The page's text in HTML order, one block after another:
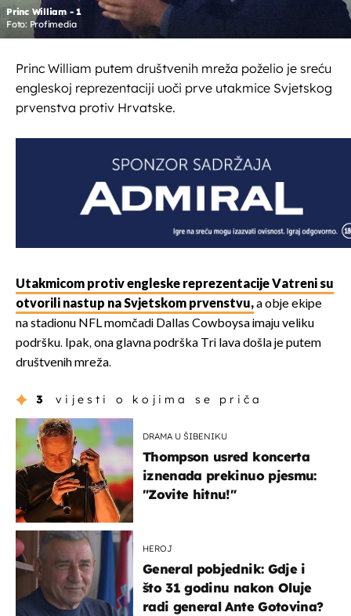
Princ William - 1
Foto: Profimedia
Princ William putem društvenih mreža poželio je sreću
engleskoj reprezentaciji uoči prve utakmice Svjetskog
prvenstva protiv Hrvatske.
Utakmicom protiv engleske reprezentacije Vatreni su
otvorili nastup na Svjetskom prvenstvu,a obje ekipe
na stadionu NFL momčadi Dallas Cowboysa imaju veliku
podršku. Ipak, ona glavna podrška Tri lava došla je putem
društvenih mreža.
3 vijesti o kojima se priča
DRAMA U ŠIBENIKU
Thompson usred koncerta
iznenada prekinuo pjesmu:
"Zovite hitnu!"
HEROJ
General pobjednik: Gdje i
što 31 godinu nakon Oluje
radi general Ante Gotovina?